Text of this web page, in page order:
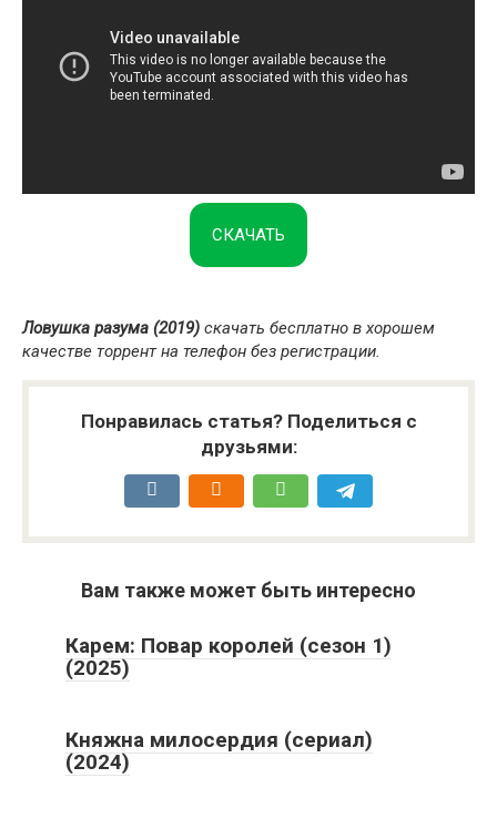
СКАЧАТЬ
Ловушка разума (2019) скачать бесплатно в хорошем
качестве торрент на телефон без регистрации.
Понравилась статья? Поделиться с
друзьями:
Вам также может быть интересно
Карем: Повар королей (сезон 1)
(2025)
Княжна милосердия (сериал)
(2024)